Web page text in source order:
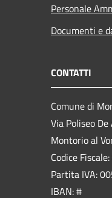
Personale
Documenti e
CONTATTI
Comune di
Via Poliseo
Montorio al
Codice
Partita IVA:
IBAN: #